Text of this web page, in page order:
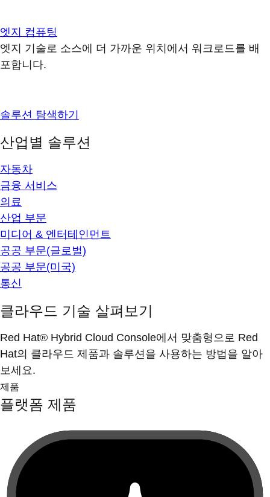
엣지 컴퓨팅
엣지 기술로 소스에 더 가까운 위치에서 워크로드를 배
포합니다.
솔루션 탐색하기
산업별 솔루션
자동차
금융 서비스
의료
산업 부문
미디어 & 엔터테인먼트
공공 부문(글로벌)
공공 부문(미국)
통신
클라우드 기술 살펴보기
Red Hat® Hybrid Cloud Console에서 맞춤형으로 Red
Hat의 클라우드 제품과 솔루션을 사용하는 방법을 알아
보세요.
제품
플랫폼 제품